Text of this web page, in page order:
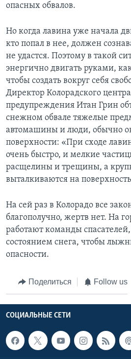
опасных обвалов.
Но когда лавина уже начала
кто попал в нее, должен
не удастся. Поэтому в такой
энергично двигать руками,
чтобы создать вокруг себя
Директор Колорадского
предупреждения Итан Грин
снежном обвале тяжелые
автомашины и люди, обычно
поверхности: «При сходе
очень быстро, и мелкие
расщелины и трещины, а
выталкиваются на
На сей раз в Колорадо все
благополучно, жертв нет. На
работают команды
состоянием снега, чтобы
опасности.
Поделиться Follow us
СОЦИАЛЬНЫЕ СЕТИ